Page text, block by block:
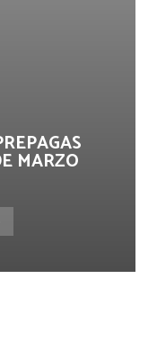
MARZO